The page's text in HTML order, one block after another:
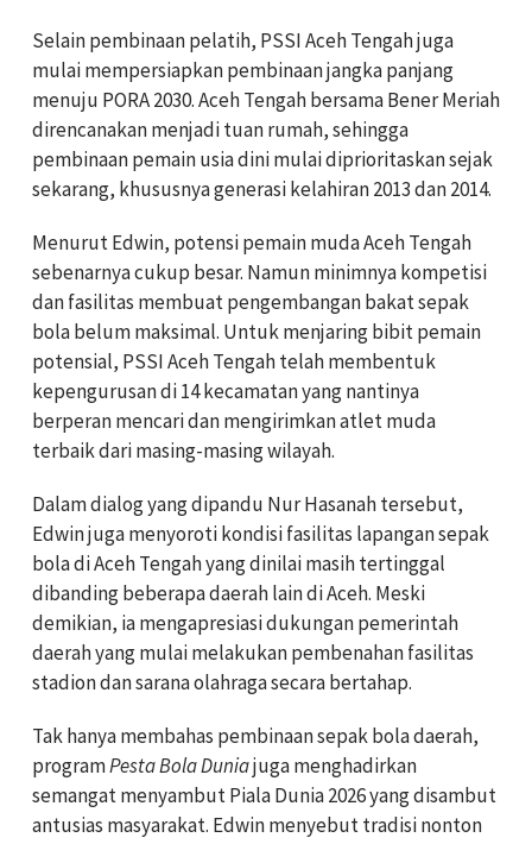
Selain pembinaan pelatih, PSSI Aceh Tengah juga
mulai mempersiapkan pembinaan jangka panjang
menuju PORA 2030. Aceh Tengah bersama Bener Meriah
direncanakan menjadi tuan rumah, sehingga
pembinaan pemain usia dini mulai diprioritaskan sejak
sekarang, khususnya generasi kelahiran 2013 dan 2014.
Menurut Edwin, potensi pemain muda Aceh Tengah
sebenarnya cukup besar. Namun minimnya kompetisi
dan fasilitas membuat pengembangan bakat sepak
bola belum maksimal. Untuk menjaring bibit pemain
potensial, PSSI Aceh Tengah telah membentuk
kepengurusan di 14 kecamatan yang nantinya
berperan mencari dan mengirimkan atlet muda
terbaik dari masing-masing wilayah.
Dalam dialog yang dipandu Nur Hasanah tersebut,
Edwin juga menyoroti kondisi fasilitas lapangan sepak
bola di Aceh Tengah yang dinilai masih tertinggal
dibanding beberapa daerah lain di Aceh. Meski
demikian, ia mengapresiasi dukungan pemerintah
daerah yang mulai melakukan pembenahan fasilitas
stadion dan sarana olahraga secara bertahap.
Tak hanya membahas pembinaan sepak bola daerah,
programPesta Bola Duniajuga menghadirkan
semangat menyambut Piala Dunia 2026 yang disambut
antusias masyarakat. Edwin menyebut tradisi nonton